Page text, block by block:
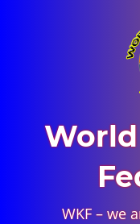
WKF – we